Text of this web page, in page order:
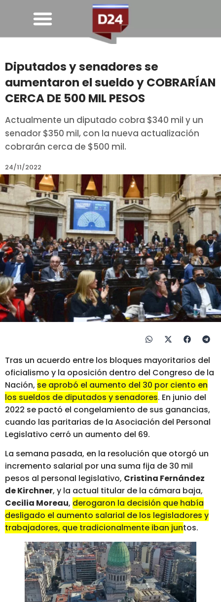
Diputados y senadores se
aumentaron el sueldo y COBRARÍAN
CERCA DE 500 MIL PESOS
Actualmente un diputado cobra $340 mil y un
senador $350 mil, con la nueva actualización
cobrarán cerca de $500 mil.
24/11/2022
Tras un acuerdo entre los bloques mayoritarios del
oficialismo y la oposición dentro del Congreso de la
Nación, se aprobó el aumento del 30 por ciento en
los sueldos de diputados y senadores. En junio del
2022 se pactó el congelamiento de sus ganancias,
cuando las paritarias de la Asociación del Personal
Legislativo cerró un aumento del 69.
La semana pasada, en la resolución que otorgó un
incremento salarial por una suma fija de 30 mil
pesos al personal legislativo, Cristina Fernández
de Kirchner, y la actual titular de la cámara baja,
Cecilia Moreau, derogaron la decisión que había
desligado el aumento salarial de los legisladores y
trabajadores, que tradicionalmente iban juntos.